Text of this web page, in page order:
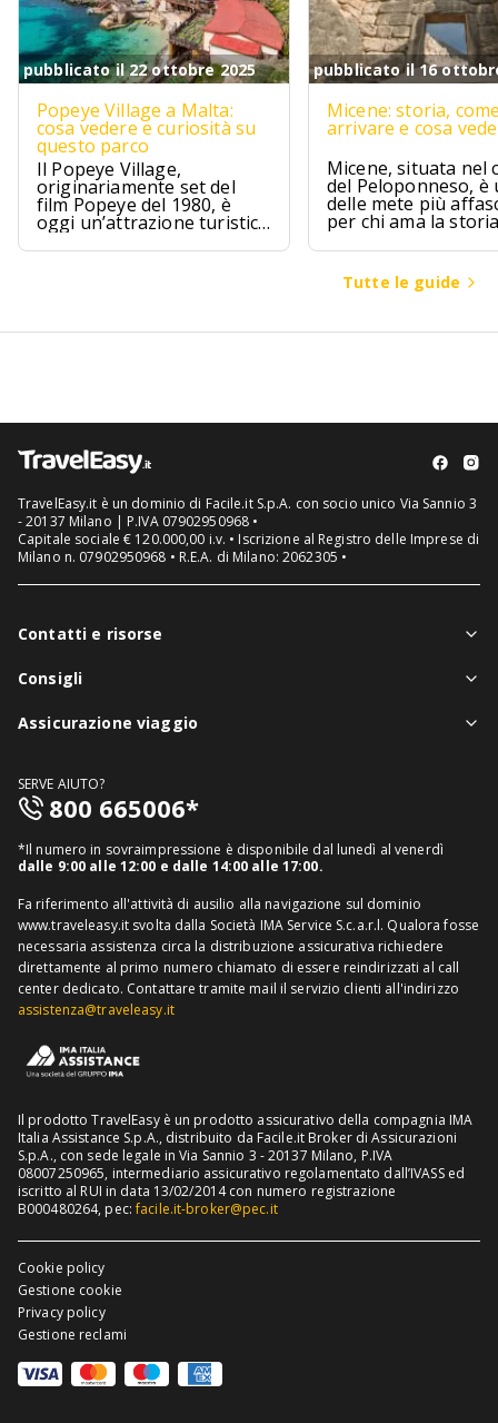
pubblicato il 22 ottobre 2025
Popeye Village a Malta:
cosa vedere e curiosità su
questo parco
Il Popeye Village,
originariamente set del
film Popeye del 1980, è
oggi un’attrazione turistica
ad Anchor Bay, Malta.
pubblicato il 16
Micene: storia,
arrivare e cosa
Micene, situata nel
del Peloponneso, è
delle mete più
per chi ama la
l’archeologia.
Tutte le guide
TravelEasy.it è un dominio di Facile.it S.p.A. con socio unico Via Sannio 3
- 20137 Milano | P.IVA 07902950968 •
Capitale sociale € 120.000,00 i.v. • Iscrizione al Registro delle Imprese di
Milano n. 07902950968 • R.E.A. di Milano: 2062305 •
Contatti e risorse
Chi siamo
FAQ
Mappa del sito
Informativa distributore
Consigli
Notizie viaggi
Assicurazione viaggio
Assicurazione viaggio annuale
Assicurazione medico sanitaria
Assicurazione viaggio USA
Assicurazione viaggio Thailandia
Assicurazione viaggio Cuba
SERVE AIUTO?
800 665006*
*Il numero in sovraimpressione è disponibile dal lunedì al venerdì
dalle 9:00 alle 12:00 e dalle 14:00 alle 17:00.
Fa riferimento all'attività di ausilio alla navigazione sul dominio
www.traveleasy.it svolta dalla Società IMA Service S.c.a.r.l. Qualora fosse
necessaria assistenza circa la distribuzione assicurativa richiedere
direttamente al primo numero chiamato di essere reindirizzati al call
center dedicato. Contattare tramite mail il servizio clienti all'indirizzo
assistenza@traveleasy.it
Il prodotto TravelEasy è un prodotto assicurativo della compagnia IMA
Italia Assistance S.p.A., distribuito da Facile.it Broker di Assicurazioni
S.p.A., con sede legale in Via Sannio 3 - 20137 Milano, P.IVA
08007250965, intermediario assicurativo regolamentato dall’IVASS ed
iscritto al RUI in data 13/02/2014 con numero registrazione
B000480264, pec:facile.it-broker@pec.it
Cookie policy
Gestione cookie
Privacy policy
Gestione reclami